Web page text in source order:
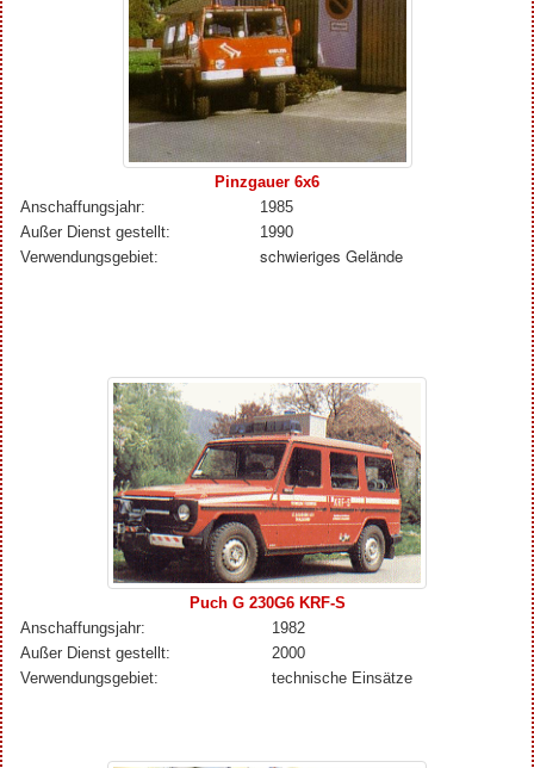
Pinzgauer 6x6
Anschaffungsjahr:
1985
Außer Dienst gestellt:
1990
Verwendungsgebiet:
schwieriges Gelände
Puch G 230G6KRF-S
Anschaffungsjahr:
1982
Außer Dienst gestellt:
2000
Verwendungsgebiet:
technische Einsätze